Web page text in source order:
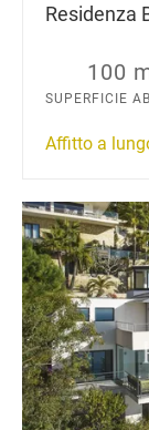
Residenza
100
SUPERFICIE
Affitto a